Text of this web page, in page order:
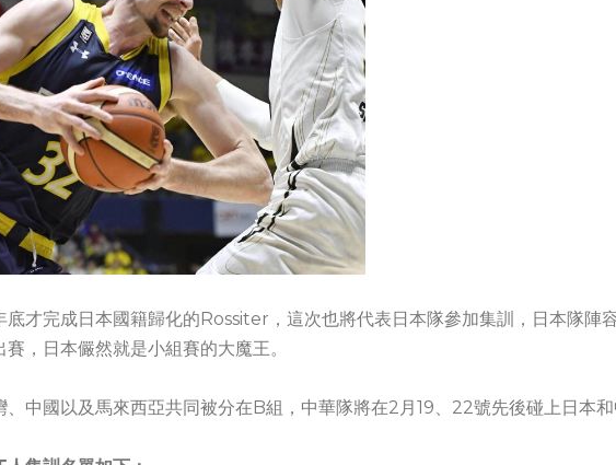
底才完成日本國籍歸化的Rossiter，這次也將代表日本隊參加集訓，日本隊陣
，日本儼然就是小組賽的大魔王。
、中國以及馬來西亞共同被分在B組，中華隊將在2月19、22號先後碰上日本和